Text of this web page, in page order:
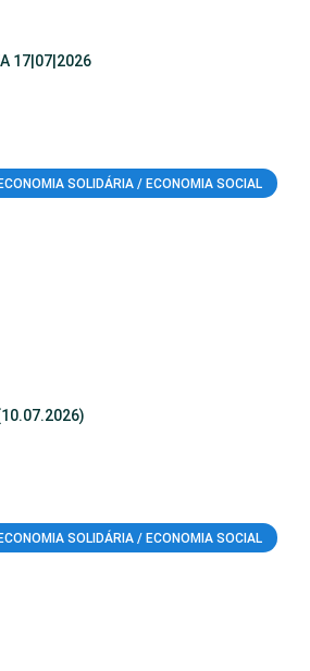
17|07|2026
SOLIDÁRIA / ECONOMIA SOCIAL
SOLIDÁRIA / ECONOMIA SOCIAL